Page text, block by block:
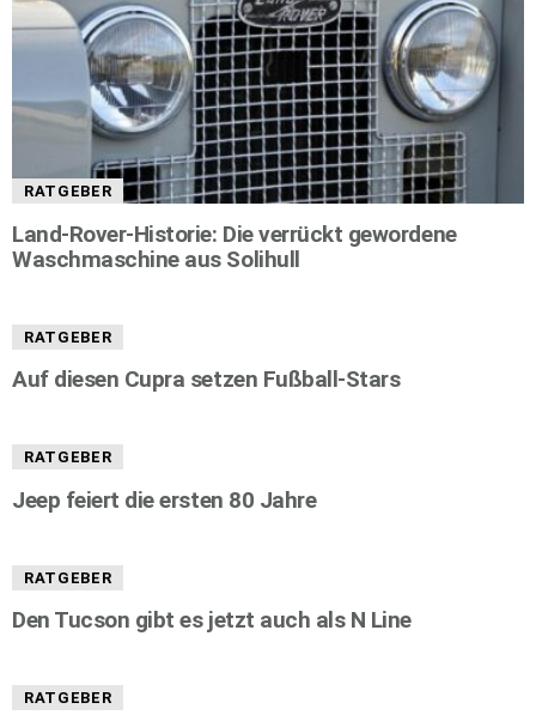
RATGEBER
Land-Rover-Historie: Die verrückt gewordene
Waschmaschine aus Solihull
RATGEBER
Auf diesen Cupra setzen Fußball-Stars
RATGEBER
Jeep feiert die ersten 80 Jahre
RATGEBER
Den Tucson gibt es jetzt auch als N Line
RATGEBER